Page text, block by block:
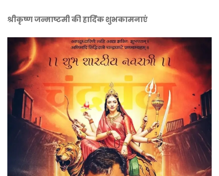
श्रीकृष्ण जन्माष्टमी की हार्दिक शुभकामनाएं